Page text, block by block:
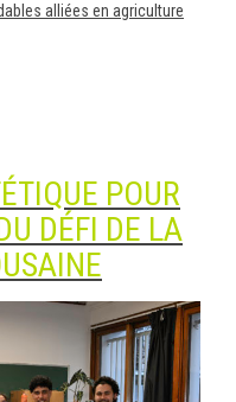
alliées en agriculture
POUR
DÉFI DE LA